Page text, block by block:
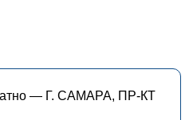
— Г. САМАРА, ПР-КТ